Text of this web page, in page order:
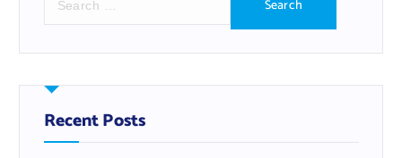
r
h
f
oRecent Posts